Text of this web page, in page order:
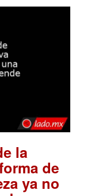
la
de
ya no